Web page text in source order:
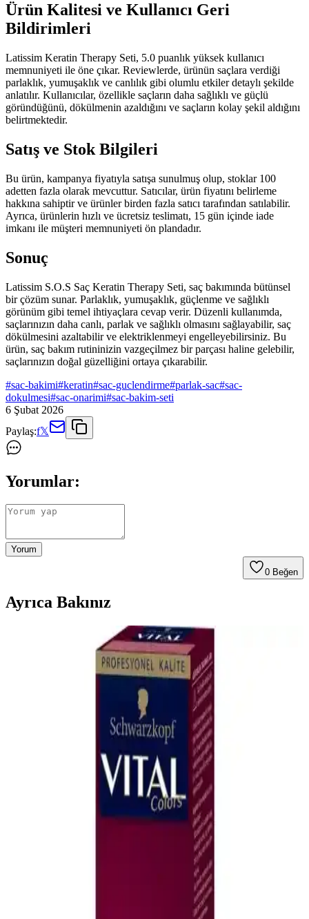
Ürün Kalitesi ve Kullanıcı Geri
Bildirimleri
Latissim Keratin Therapy Seti, 5.0 puanlık yüksek kullanıcı
memnuniyeti ile öne çıkar. Reviewlerde, ürünün saçlara verdiği
parlaklık, yumuşaklık ve canlılık gibi olumlu etkiler detaylı şekilde
anlatılır. Kullanıcılar, özellikle saçların daha sağlıklı ve güçlü
göründüğünü, dökülmenin azaldığını ve saçların kolay şekil aldığını
belirtmektedir.
Satış ve Stok Bilgileri
Bu ürün, kampanya fiyatıyla satışa sunulmuş olup, stoklar 100
adetten fazla olarak mevcuttur. Satıcılar, ürün fiyatını belirleme
hakkına sahiptir ve ürünler birden fazla satıcı tarafından satılabilir.
Ayrıca, ürünlerin hızlı ve ücretsiz teslimatı, 15 gün içinde iade
imkanı ile müşteri memnuniyeti ön plandadır.
Sonuç
Latissim S.O.S Saç Keratin Therapy Seti, saç bakımında bütünsel
bir çözüm sunar. Parlaklık, yumuşaklık, güçlenme ve sağlıklı
görünüm gibi temel ihtiyaçlara cevap verir. Düzenli kullanımda,
saçlarınızın daha canlı, parlak ve sağlıklı olmasını sağlayabilir, saç
dökülmesini azaltabilir ve elektriklenmeyi engelleyebilirsiniz. Bu
ürün, saç bakım rutininizin vazgeçilmez bir parçası haline gelebilir,
saçlarınızın doğal güzelliğini ortaya çıkarabilir.
#sac-bakimi#keratin#sac-guclendirme#parlak-sac#sac-
dokulmesi#sac-onarimi#sac-bakim-seti
6 Şubat 2026
Paylaş:f𝕏
Yorumlar:
Yorum
0 Beğen
Ayrıca Bakınız
Pantene Uzun ve Güçlü Saçlar İçin Bambu ve
Protein İçerikli Bakım Seti Tanıtımı
Pantene'nin bambu ve protein içeren saç bakım seti, tüm saç tiplerine
uygun olup, saçları güçlendirir, onarır ve parlaklık kazandırır.
Kullanıcılar, derinlemesine bakım ve hoş kokusundan memnun
Bioblas Sıvı Saç Kremi 200 ml Keratin ve Kolajen
İçeriğiyle Saçları Güçlendirir
Bioblas sıvı saç kremi, keratin ve kolajen ile saçları onarır,
güçlendirir ve parlaklık kazandırır. Hafif yapısı ve hoş gül kokusuyla
günlük bakımınıza pratiklik sağlar.
Dermalute Saç Koruma Şampuanı pH 5.5 ile Saç
Sağlığını Güçlendiren Etkili Çözüm
Dermalute Saç Koruma Şampuanı, pH 5.5 değeriyle saç derisini
koruyarak saç dökülmesini azaltır ve sağlıklı, parlak saçlar sağlar.
Tüm saç tiplerine uygun, düzenli kullanımda etkili sonuçlar sunar.